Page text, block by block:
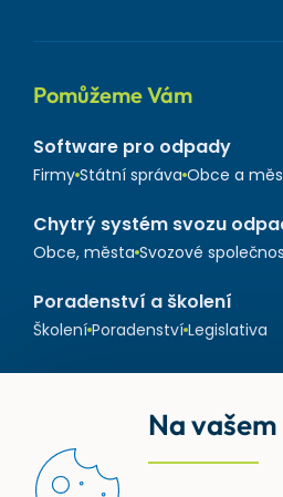
Pomůžeme Vám
Software pro odpady
Firmy Státní správa Obce a
Chytrý systém svozu
Obce, města Svozové
Poradenství a školení
Školení Poradenství Legislativa
Na